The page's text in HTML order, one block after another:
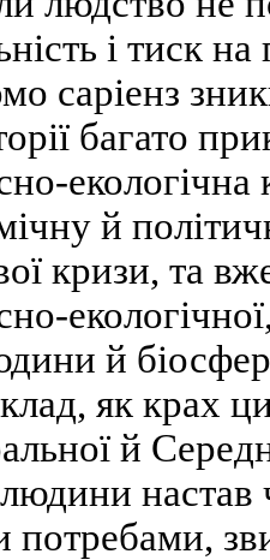
і тиск
саріенз
багато
екологічна
й
кризи, та
й
як крах
й
настав
потребами,